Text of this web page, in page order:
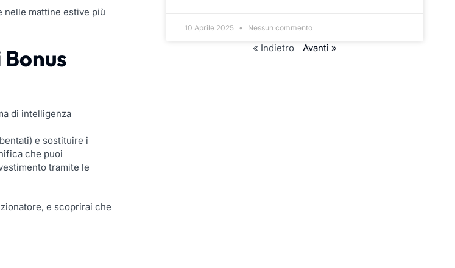
nelle mattine estive più
di intelligenza
e sostituire i
che puoi
tramite le
e scoprirai che
10 Aprile 2025 Nessun commento
« Indietro Avanti »